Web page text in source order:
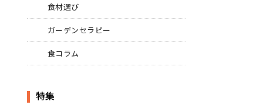
食材選び
ガーデンセラピー
食コラム
特集